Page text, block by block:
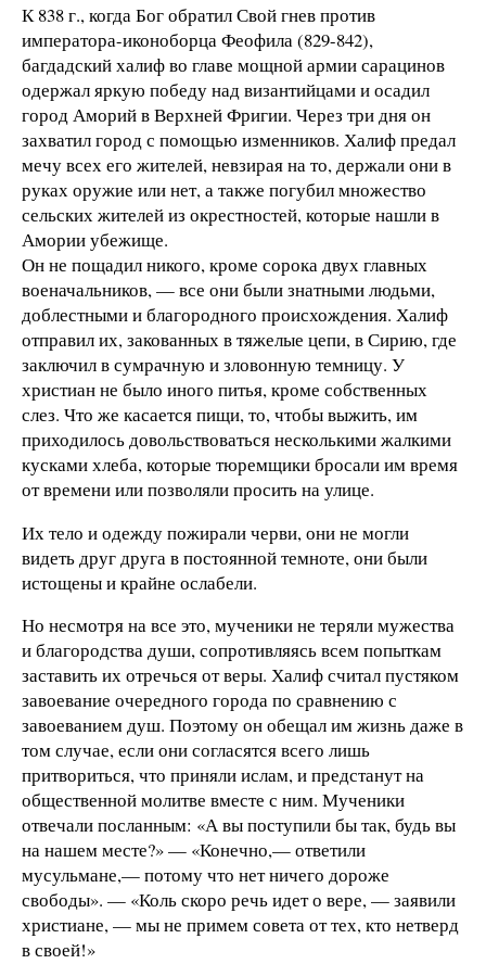
К 838 г., когда Бог обратил Свой гнев против
императора-иконоборца Феофила (829-842),
багдадский халиф во главе мощной армии сарацинов
одержал яркую по­беду над византийцами и осадил
город Аморий в Верхней Фригии. Через три дня он
захватил город с помощью измен­ников. Халиф предал
мечу всех его жителей, невзирая на то, держали они в
руках оружие или нет, а также погубил множество
сельских жителей из окрестностей, которые нашли в
Амории убежище.
Он не пощадил никого, кроме сорока двух главных
вое­начальников, — все они были знатными людьми,
доблест­ными и благородного происхождения. Халиф
отправил их, закованных в тяжелые цепи, в Сирию, где
заключил в сумрачную и зловонную темницу. У
христиан не было иного питья, кроме собственных
слез. Что же касается пищи, то, чтобы выжить, им
приходилось довольствоваться несколь­кими жалкими
кусками хлеба, которые тюремщики броса­ли им время
от времени или позволяли просить на улице.
Их тело и одежду пожирали черви, они не могли
видеть друг друга в постоянной темноте, они были
истощены и край­не ослабели.
Но несмотря на все это, мученики не теряли мужества
и благородства души, сопротивляясь всем попыткам
заста­вить их отречься от веры. Халиф считал пустяком
завоевание очередного города по сравнению с
завоеванием душ. Поэто­му он обещал им жизнь даже в
том случае, если они согласятся всего лишь
притвориться, что приняли ислам, и предстанут на
общественной молитве вместе с ним. Мученики
отвеча­ли посланным: «А вы поступили бы так, будь вы
на нашем месте?» — «Конечно,— ответили
мусульмане,— потому что нет ничего дороже
свободы». — «Коль скоро речь идет о вере, — заявили
христиане, — мы не примем совета от тех, кто нетверд
в своей!»